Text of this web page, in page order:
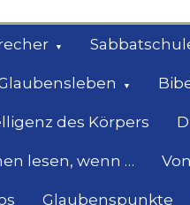
des Körpers
lesen, wenn …
Glaubenspunkte